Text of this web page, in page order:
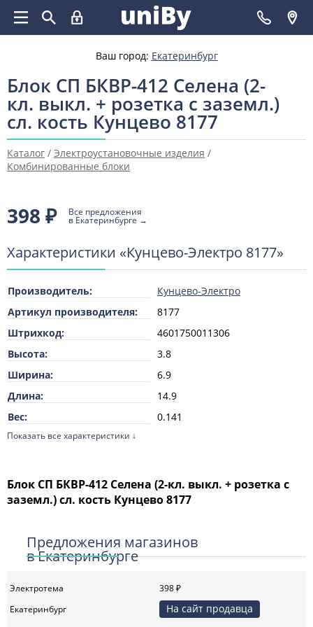
Ваш город: Екатеринбург
Блок СП БКВР-412 Селена (2-
кл. выкл. + розетка с заземл.)
сл. кость Кунцево 8177
Каталог / Электроустановочные изделия /
Комбинированные блоки
398 ₽ Все предложения
в Екатеринбурге →
Характеристики «Кунцево-Электро 8177»
Производитель:
Кунцево-Электро
Артикул производителя:
8177
Штрихкод:
4601750011306
Высота:
3.8
Ширина:
6.9
Длина:
14.9
Вес:
0.141
Единица измерения:
Материал:
Пластик
Цвет:
Слоновая кость
поверхности:
Способ монтажа:
Скрытой установки
Подходит для степени
защиты IP:
IP20
Показать все характеристики ↓
Блок СП БКВР-412 Селена (2-кл. выкл. + розетка с
заземл.) сл. кость Кунцево 8177
Предложения магазинов
в Екатеринбурге
Электротема
398 ₽
Екатеринбург
На сайт продавца